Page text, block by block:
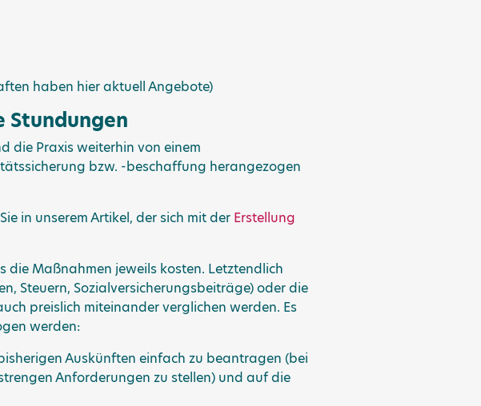
haben hier aktuell Angebote)
Stundungen
die Praxis weiterhin von einem
bzw. -beschaffung herangezogen
in unserem Artikel, der sich mit der Erstellung
die Maßnahmen jeweils kosten. Letztendlich
Steuern, Sozialversicherungsbeiträge) oder die
preislich miteinander verglichen werden. Es
werden:
Auskünften einfach zu beantragen (bei
Anforderungen zu stellen) und auf die